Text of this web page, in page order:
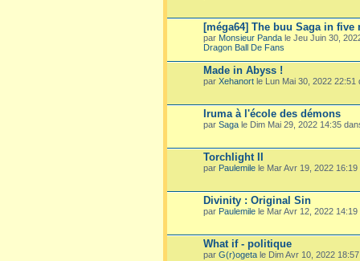
[méga64] The buu Saga in five
par Monsieur Panda le Jeu Juin 30,
Dragon Ball De Fans
Made in Abyss !
par Xehanort le Lun Mai 30, 2022 22:51
Iruma à l'école des démons
par Saga le Dim Mai 29, 2022 14:35
Torchlight II
par Paulemile le Mar Avr 19, 2022
Divinity : Original Sin
par Paulemile le Mar Avr 12, 2022
What if - politique
par G(r)ogeta le Dim Avr 10, 2022